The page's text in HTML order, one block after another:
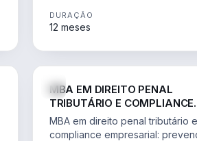
DURAÇÃO
12 meses
MBA EM DIREITO PENAL
TRIBUTÁRIO E COMPLIANCE
EMPRESARIAL
MBA em direito penal tributário e
compliance empresarial: